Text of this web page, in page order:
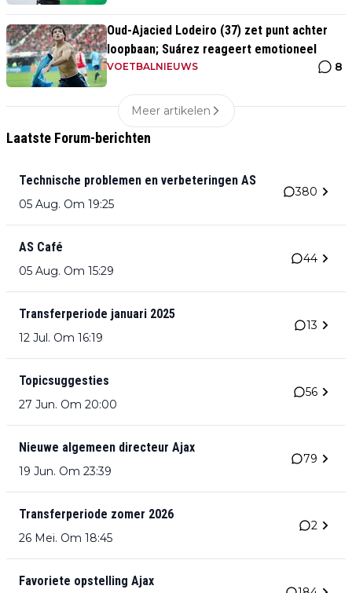
Oud-Ajacied Lodeiro (37) zet punt achter
loopbaan; Suárez reageert emotioneel
VOETBALNIEUWS 8
Meer artikelen
Laatste Forum-berichten
Technische problemen en verbeteringen AS
05 Aug. Om 19:25
380
AS Café
05 Aug. Om 15:29
44
Transferperiode januari 2025
12 Jul. Om 16:19
13
Topicsuggesties
27 Jun. Om 20:00
56
Nieuwe algemeen directeur Ajax
19 Jun. Om 23:39
79
Transferperiode zomer 2026
26 Mei. Om 18:45
2
Favoriete opstelling Ajax